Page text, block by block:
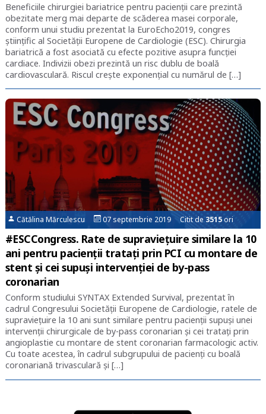
Beneficiile chirurgiei bariatrice pentru pacienţii care prezintă
obezitate merg mai departe de scăderea masei corporale,
conform unui studiu prezentat la EuroEcho2019, congres
ştiinţific al Societăţii Europene de Cardiologie (ESC). Chirurgia
bariatrică a fost asociată cu efecte pozitive asupra funcției
cardiace. Indivizii obezi prezintă un risc dublu de boală
cardiovasculară. Riscul creşte exponenţial cu numărul de […]
Cătălina Mărculescu 07 septembrie 2019 Citit de 3515ori
#ESCCongress. Rate de supraviețuire similare la 10
ani pentru pacienții tratați prin PCI cu montare de
stent și cei supuși intervenției de by-pass
coronarian
Conform studiului SYNTAX Extended Survival, prezentat în
cadrul Congresului Societății Europene de Cardiologie, ratele de
supraviețuire la 10 ani sunt similare pentru pacienții supuși unei
intervenții chirurgicale de by-pass coronarian și cei tratați prin
angioplastie cu montare de stent coronarian farmacologic activ.
Cu toate acestea, în cadrul subgrupului de pacienți cu boală
coronariană trivasculară și […]